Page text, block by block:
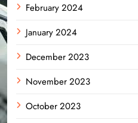
February 2024
January 2024
December 2023
November 2023
October 2023